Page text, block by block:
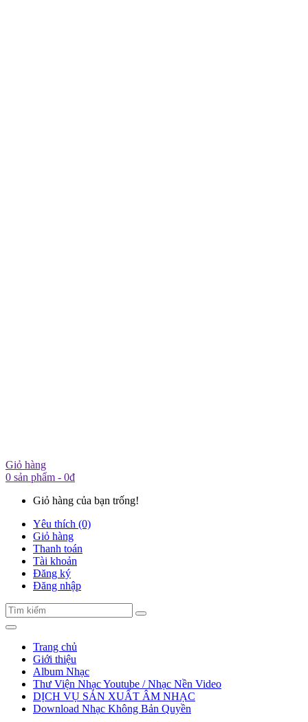
Giỏ hàng
0 sản phẩm - 0đ
Giỏ hàng của bạn trống!
Yêu thích (0)
Giỏ hàng
Thanh toán
Tài khoản
Đăng ký
Đăng nhập
Trang chủ
Giới thiệu
Album Nhạc
Thư Viện Nhạc Youtube / Nhạc Nền Video
DỊCH VỤ SẢN XUẤT ÂM NHẠC
Download Nhạc Không Bản Quyền